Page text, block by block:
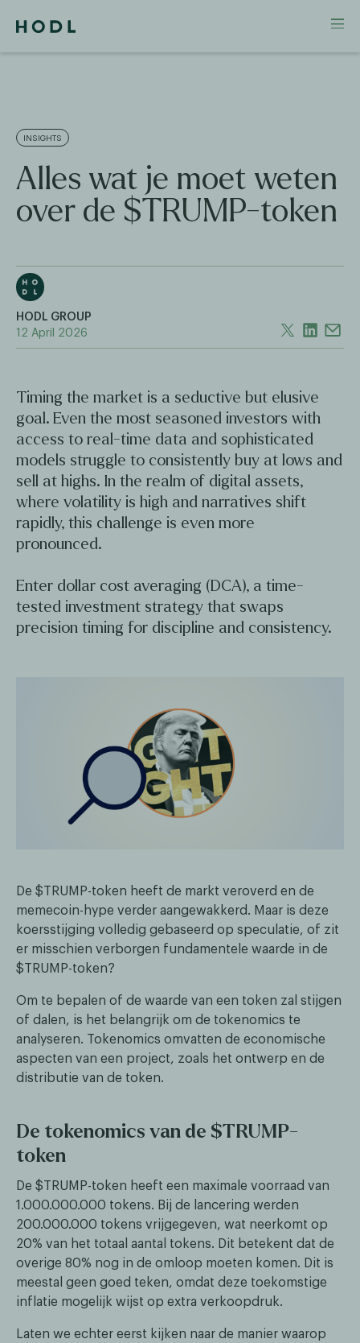
INSIGHTS
Alles wat je moet weten
over de $TRUMP-token
HODL GROUP
12 April 2026
Timing the market is a seductive but elusive
goal. Even the most seasoned investors with
access to real-time data and sophisticated
models struggle to consistently buy at lows and
sell at highs. In the realm of digital assets,
where volatility is high and narratives shift
rapidly, this challenge is even more
pronounced.
Enter dollar cost averaging (DCA), a time-
tested investment strategy that swaps
precision timing for discipline and consistency.
De $TRUMP-token heeft de markt veroverd en de
memecoin-hype verder aangewakkerd. Maar is deze
koersstijging volledig gebaseerd op speculatie, of zit
er misschien verborgen fundamentele waarde in de
$TRUMP-token?
Om te bepalen of de waarde van een token zal stijgen
of dalen, is het belangrijk om de tokenomics te
analyseren. Tokenomics omvatten de economische
aspecten van een project, zoals het ontwerp en de
distributie van de token.
De tokenomics van de $TRUMP-
token
De $TRUMP-token heeft een maximale voorraad van
1.000.000.000 tokens. Bij de lancering werden
200.000.000 tokens vrijgegeven, wat neerkomt op
20% van het totaal aantal tokens. Dit betekent dat de
overige 80% nog in de omloop moeten komen. Dit is
meestal geen goed teken, omdat deze toekomstige
inflatie mogelijk wijst op extra verkoopdruk.
Laten we echter eerst kijken naar de manier waarop